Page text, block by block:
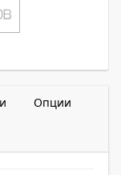
Опции